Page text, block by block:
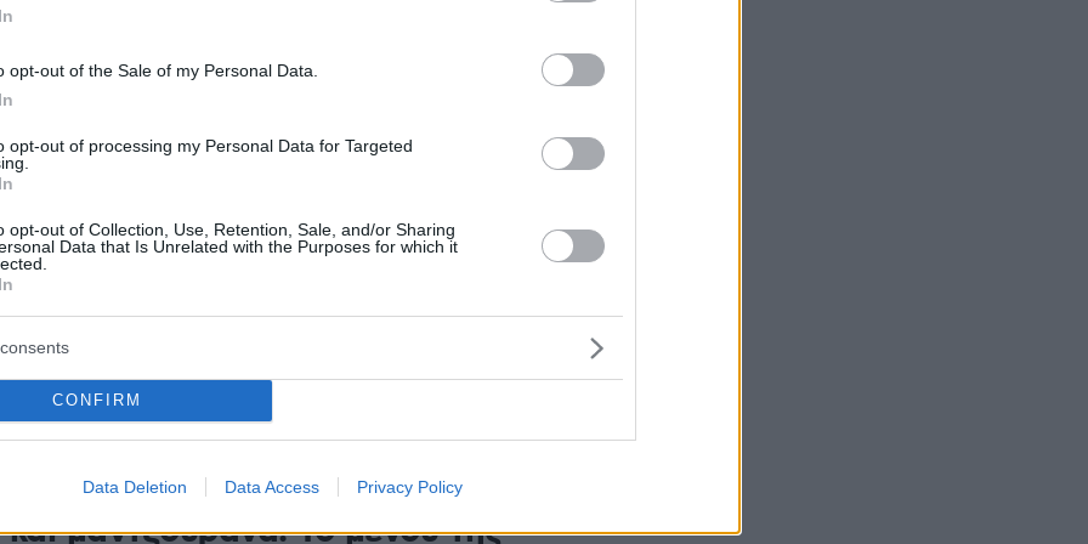
opt-out of the Sale of my Personal Data.
opt-out of processing my Personal Data for Targeted
opt-out of Collection, Use, Retention, Sale, and/or Sharing
Data that Is Unrelated with the Purposes for which it
CONFIRM
Data Deletion Data Access Privacy Policy
μενού της εβδομάδας με τους πιο
της ημέρας. Κολοκυθοανθοί
με ρύζι και σάλτσα γιαουρτιού
Το μενού της εβδομάδας
8/6)
η ομάδα του Cantina σάς δίνει ιδέες για να
μενού της εβδομάδας με τους πιο
της ημέρας. Κοτόπουλο με
μαντζουράνα. Το μενού της